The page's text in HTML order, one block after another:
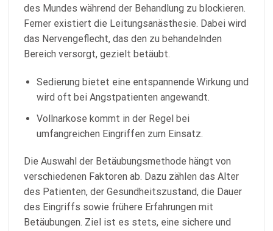
des Mundes während der Behandlung zu blockieren.
Ferner existiert die Leitungsanästhesie. Dabei wird
das Nervengeflecht, das den zu behandelnden
Bereich versorgt, gezielt betäubt.
Sedierung bietet eine entspannende Wirkung und
wird oft bei Angstpatienten angewandt.
Vollnarkose kommt in der Regel bei
umfangreichen Eingriffen zum Einsatz.
Die Auswahl der Betäubungsmethode hängt von
verschiedenen Faktoren ab. Dazu zählen das Alter
des Patienten, der Gesundheitszustand, die Dauer
des Eingriffs sowie frühere Erfahrungen mit
Betäubungen. Ziel ist es stets, eine sichere und